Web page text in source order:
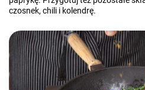
czosnek, chili i kolendrę.